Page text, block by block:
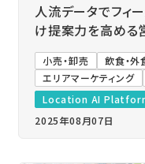
人流データでフィ
け提案力を高める
小売・卸売 飲食・外
エリアマーケティング
Location AI
2025年08月07日